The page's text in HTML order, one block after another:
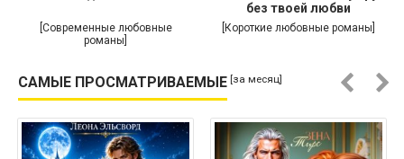
[Современные любовные
романы]
без твоей любви
[Короткие любовные романы]
САМЫЕ ПРОСМАТРИВАЕМЫЕ [за месяц]